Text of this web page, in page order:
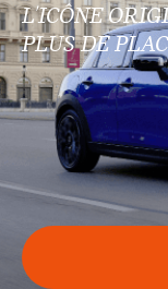
L'ICÔNE
PLUS DE